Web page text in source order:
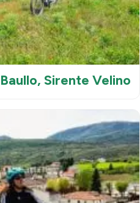
Sirente Velino